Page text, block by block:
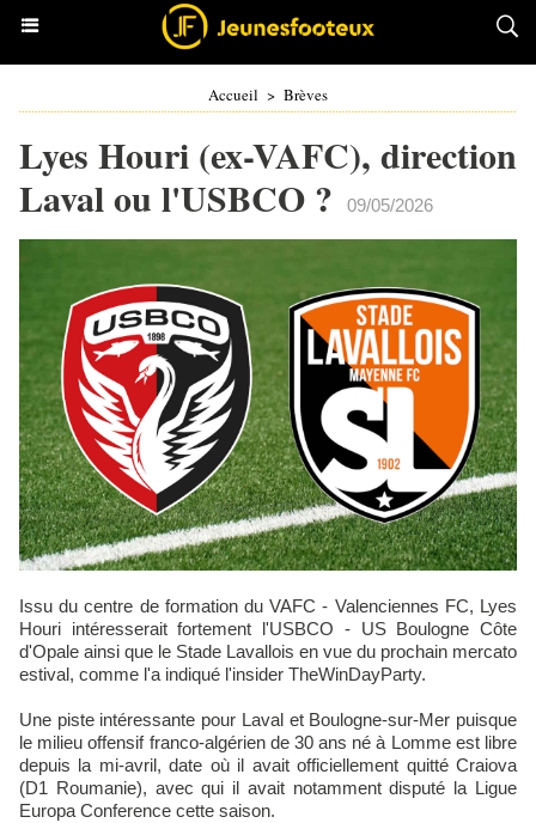
Accueil > Brèves
Lyes Houri (ex-VAFC), direction
Laval ou l'USBCO ?
09/05/2026
Issu du centre de formation du VAFC - Valenciennes FC, Lyes
Houri intéresserait fortement l'USBCO - US Boulogne Côte
d'Opale ainsi que le Stade Lavallois en vue du prochain mercato
estival, comme l'a indiqué l'insider TheWinDayParty.
Une piste intéressante pour Laval et Boulogne-sur-Mer puisque
le milieu offensif franco-algérien de 30 ans né à Lomme est libre
depuis la mi-avril, date où il avait officiellement quitté Craiova
(D1 Roumanie), avec qui il avait notamment disputé la Ligue
Europa Conference cette saison.